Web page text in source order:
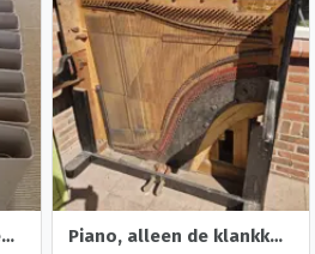
Ordners, karton, A4, gebruikt Piano, alleen de klankkast en deel van de ombouw